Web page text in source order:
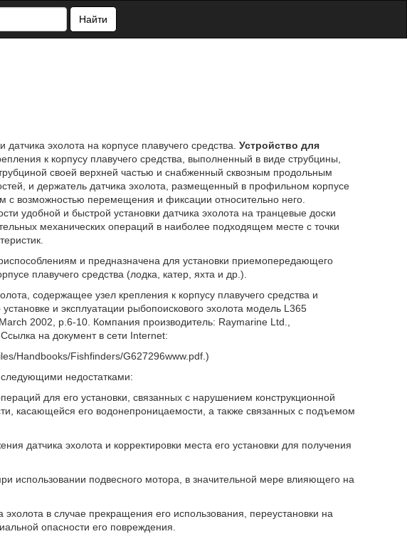
Найти
эхолота на корпусе плавучего средства. Устройство для
к корпусу плавучего средства, выполненный в виде струбцины,
своей верхней частью и снабженный сквозным продольным
и держатель датчика эхолота, размещенный в профильном корпусе
с возможностью перемещения и фиксации относительно него.
удобной и быстрой установки датчика эхолота на транцевые доски
механических операций в наиболее подходящем месте с точки
и предназначена для установки приемопередающего
плавучего средства (лодка, катер, яхта и др.).
содержащее узел крепления к корпусу плавучего средства и
и эксплуатации рыбопоискового эхолота модель L365
2002, р.6-10. Компания производитель: Raymarine Ltd.,
на документ в сети Internet:
Handbooks/Fishfinders/G627296www.pdf.)
следующими недостатками:
для его установки, связанных с нарушением конструкционной
касающейся его водонепроницаемости, а также связанных с подъемом
датчика эхолота и корректировки места его установки для получения
использовании подвесного мотора, в значительной мере влияющего на
в случае прекращения его использования, переустановки на
опасности его повреждения.